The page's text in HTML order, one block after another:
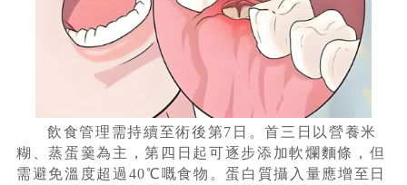
飲食管理需持續至術後第7日。首三日以營養米
糊、蒸蛋羹為主，第四日起可逐步添加軟爛麵條，但
需避免溫度超過40℃嘅食物。蛋白質攝入量應增至日